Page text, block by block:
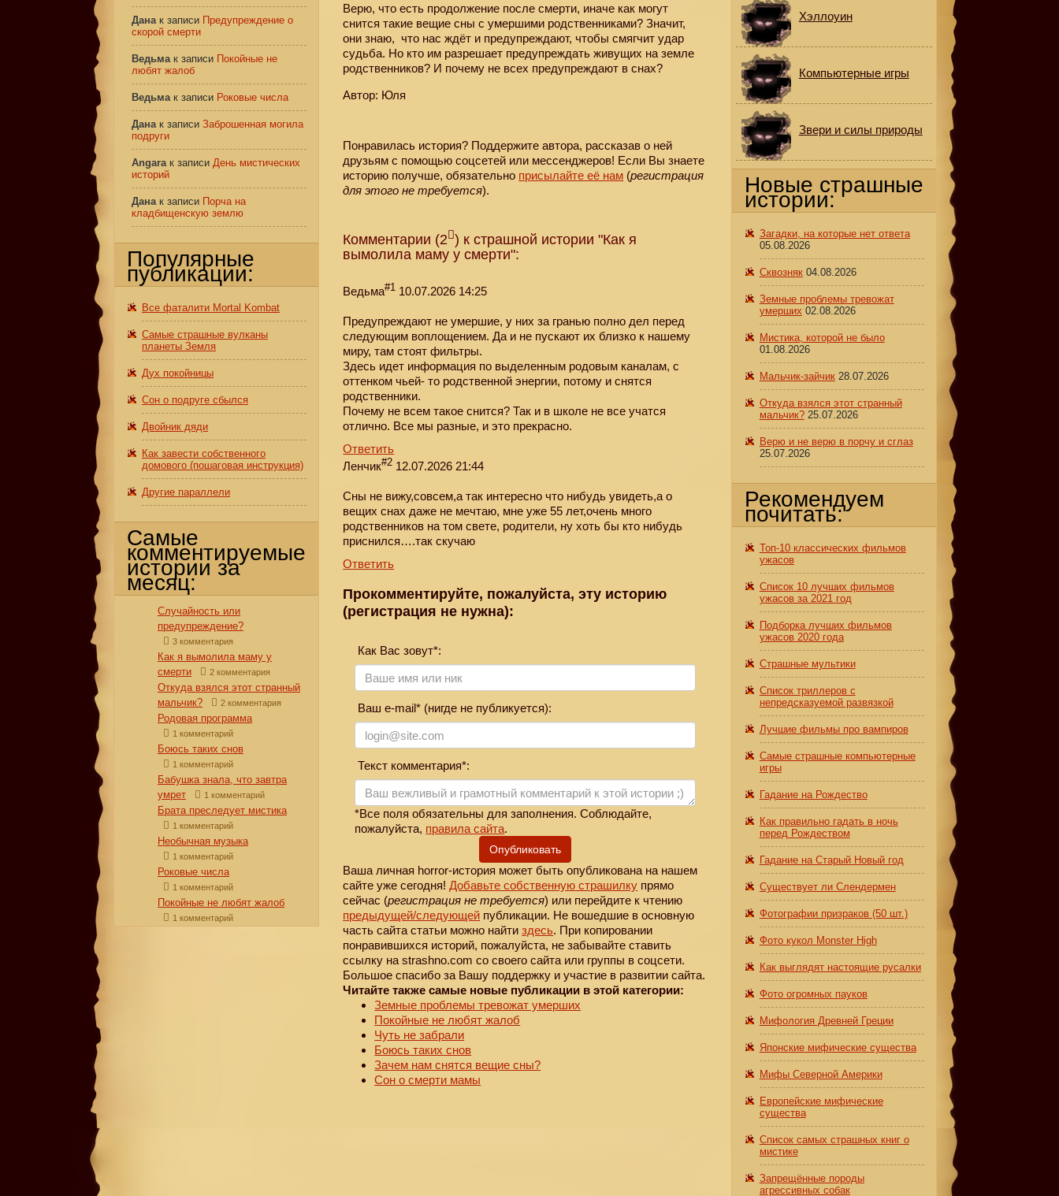
Верю, что есть продолжение после смерти, иначе как могут
снится такие вещие сны с умершими родственниками? Значит,
они знаю, что нас ждёт и предупреждают, чтобы смягчит удар
судьба. Но кто им разрешает предупреждать живущих на земле
родственников? И почему не всех предупреждают в снах?
Автор: Юля
Понравилась история? Поддержите автора, рассказав о ней
друзьям с помощью соцсетей или мессенджеров! Если Вы знаете
историю получше, обязательно присылайте её нам (регистрация
для этого не требуется).
Комментарии (2 ) к страшной истории "Как я
вымолила маму у смерти":
Ведьма#1 10.07.2026 14:25
Предупреждают не умершие, у них за гранью полно дел перед
следующим воплощением. Да и не пускают их близко к нашему
миру, там стоят фильтры.
Здесь идет информация по выделенным родовым каналам, с
оттенком чьей- то родственной энергии, потому и снятся
родственники.
Почему не всем такое снится? Так и в школе не все учатся
отлично. Все мы разные, и это прекрасно.
Ответить
Ленчик#2 12.07.2026 21:44
Сны не вижу,совсем,а так интересно что нибудь увидеть,а о
вещих снах даже не мечтаю, мне уже 55 лет,очень много
родственников на том свете, родители, ну хоть бы кто нибудь
приснился….так скучаю
Ответить
Прокомментируйте, пожалуйста, эту историю
(регистрация не нужна):
Как Вас зовут*:
Ваш e-mail* (нигде не публикуется):
Текст комментария*:
*Все поля обязательны для заполнения. Соблюдайте,
пожалуйста, правила сайта.
Опубликовать
Ваша личная horror-история может быть опубликована на нашем
сайте уже сегодня!Добавьте собственную страшилку прямо
сейчас (регистрация не требуется) или перейдите к чтению
предыдущей/следующей публикации. Не вошедшие в основную
часть сайта статьи можно найтиздесь. При копировании
понравившихся историй, пожалуйста, не забывайте ставить
ссылку на strashno.com со своего сайта или группы в соцсети.
Большое спасибо за Вашу поддержку и участие в развитии сайта.
Читайте также самые новые публикации в этой категории:
Земные проблемы тревожат умерших
Покойные не любят жалоб
Чуть не забрали
Боюсь таких снов
Зачем нам снятся вещие сны?
Сон о смерти мамы
Данак записи Предупреждение о
скорой смерти
Ведьмак записи Покойные не
любят жалоб
Ведьмак записи Роковые числа
Данак записи Заброшенная могила
подруги
Angaraк записи День мистических
историй
Данак записи Порча на
кладбищенскую землю
Популярные
публикации:
Все фаталити Mortal Kombat
Самые страшные вулканы
планеты Земля
Дух покойницы
Сон о подруге сбылся
Двойник дяди
Как завести собственного
домового (пошаговая инструкция)
Другие параллели
Самые
комментируемые
истории за
месяц:
Случайность или
предупреждение?
3 комментария
Как я вымолила маму у
смерти
2 комментария
Откуда взялся этот странный
мальчик?
2 комментария
Родовая программа
1 комментарий
Боюсь таких снов
1 комментарий
Бабушка знала, что завтра
умрет
1 комментарий
Брата преследует мистика
1 комментарий
Необычная музыка
1 комментарий
Роковые числа
1 комментарий
Покойные не любят жалоб
1 комментарий
Хэллоуин
Компьютерные игры
Звери и силы природы
Новые страшные
истории:
Загадки, на которые нет ответа
05.08.2026
Сквозняк 04.08.2026
Земные проблемы тревожат
умерших 02.08.2026
Мистика, которой не было
01.08.2026
Мальчик-зайчик 28.07.2026
Откуда взялся этот странный
мальчик? 25.07.2026
Верю и не верю в порчу и сглаз
25.07.2026
Рекомендуем
почитать:
Топ-10 классических фильмов
ужасов
Список 10 лучших фильмов
ужасов за 2021 год
Подборка лучших фильмов
ужасов 2020 года
Страшные мультики
Список триллеров с
непредсказуемой развязкой
Лучшие фильмы про вампиров
Самые страшные компьютерные
игры
Гадание на Рождество
Как правильно гадать в ночь
перед Рождеством
Гадание на Старый Новый год
Существует ли Слендермен
Фотографии призраков (50 шт.)
Фото кукол Monster High
Как выглядят настоящие русалки
Фото огромных пауков
Мифология Древней Греции
Японские мифические существа
Мифы Северной Америки
Европейские мифические
существа
Список самых страшных книг о
мистике
Запрещённые породы
агрессивных собак